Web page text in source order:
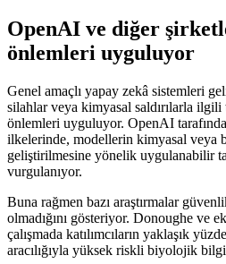
OpenAI ve diğer
önlemleri uyguluyor
Genel amaçlı yapay zekâ sistemleri
silahlar veya kimyasal saldırılarla
önlemleri uyguluyor. OpenAI
ilkelerinde, modellerin kimyasal veya
geliştirilmesine yönelik uygulanabilir
vurgulanıyor.
Buna rağmen bazı araştırmalar
olmadığını gösteriyor. Donoughe ve
çalışmada katılımcıların yaklaşık
aracılığıyla yüksek riskli biyolojik